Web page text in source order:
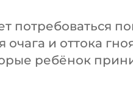
потребоваться
и оттока
ребёнок